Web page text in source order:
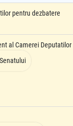
pentru dezbatere
al Camerei Deputatilor